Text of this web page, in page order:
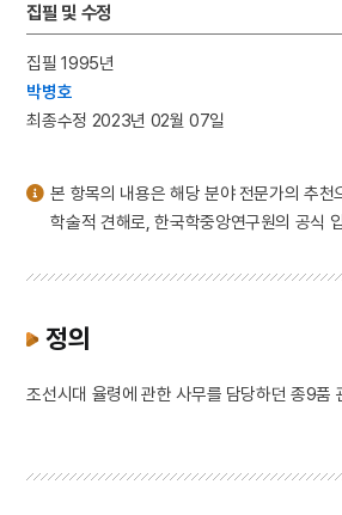
10 단양 신라 적성비
1
5 부마민주항쟁
7
절기
10
단양 신라 적성비
집필 및 수정
집필 1995년
박병호
최종수정 2023년 02월 07일
본 항목의 내용은 해당 분야 전문가의 추천
학술적 견해로, 한국학중앙연구원의 공식
정의
조선시대 율령에 관한 사무를 담당하던 종9품